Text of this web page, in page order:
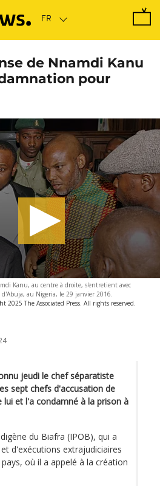
de Nnamdi Kanu
pour
Kanu, au centre à droite, s'entretient avec
d'Abuja, au Nigeria, le 29 janvier 2016.
2025 The Associated Press. All rights reserved.
jeudi le chef séparatiste
sept chefs d'accusation de
et l'a condamné à la prison à
du Biafra (IPOB), qui a
d'exécutions extrajudiciaires
où il a appelé à la création